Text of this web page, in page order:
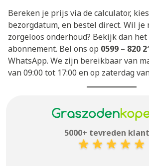
Bereken je prijs via de calculator,
bezorgdatum, en bestel direct. Wil je
zorgeloos onderhoud? Bekijk dan het
abonnement. Bel ons op 0599 – 820
WhatsApp. We zijn bereikbaar van
van 09:00 tot 17:00 en op zaterdag
5000+ tevreden